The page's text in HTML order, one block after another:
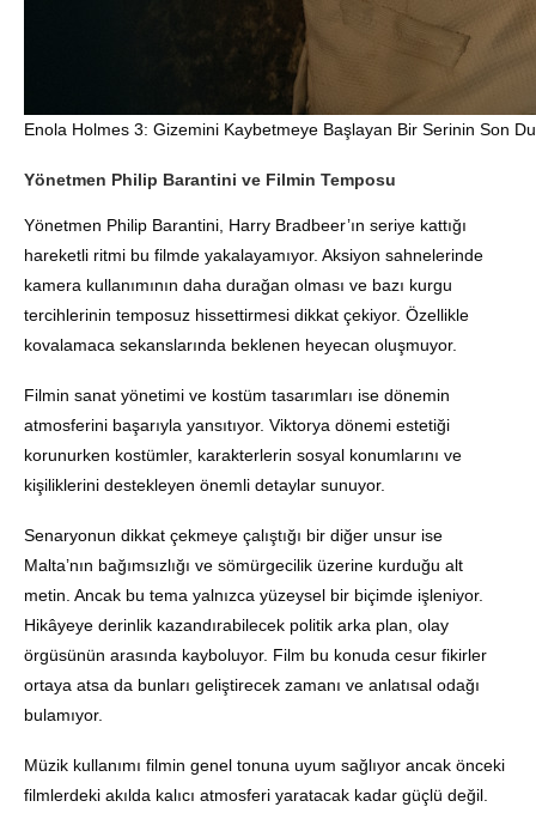
Enola Holmes 3: Gizemini Kaybetmeye Başlayan Bir Serinin Son
Yönetmen Philip Barantini ve Filmin Temposu
Yönetmen Philip Barantini, Harry Bradbeer’ın seriye kattığı
hareketli ritmi bu filmde yakalayamıyor. Aksiyon sahnelerinde
kamera kullanımının daha durağan olması ve bazı kurgu
tercihlerinin temposuz hissettirmesi dikkat çekiyor. Özellikle
kovalamaca sekanslarında beklenen heyecan oluşmuyor.
Filmin sanat yönetimi ve kostüm tasarımları ise dönemin
atmosferini başarıyla yansıtıyor. Viktorya dönemi estetiği
korunurken kostümler, karakterlerin sosyal konumlarını ve
kişiliklerini destekleyen önemli detaylar sunuyor.
Senaryonun dikkat çekmeye çalıştığı bir diğer unsur ise
Malta’nın bağımsızlığı ve sömürgecilik üzerine kurduğu alt
metin. Ancak bu tema yalnızca yüzeysel bir biçimde işleniyor.
Hikâyeye derinlik kazandırabilecek politik arka plan, olay
örgüsünün arasında kayboluyor. Film bu konuda cesur fikirler
ortaya atsa da bunları geliştirecek zamanı ve anlatısal odağı
bulamıyor.
Müzik kullanımı filmin genel tonuna uyum sağlıyor ancak önceki
filmlerdeki akılda kalıcı atmosferi yaratacak kadar güçlü değil.